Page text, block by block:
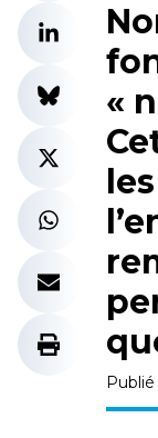
«
Publié